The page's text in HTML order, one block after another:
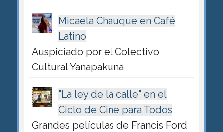
Micaela Chauque en Café
Latino
Auspiciado por el Colectivo
Cultural Yanapakuna
"La ley de la calle" en el
Ciclo de Cine para Todos
Grandes películas de Francis Ford